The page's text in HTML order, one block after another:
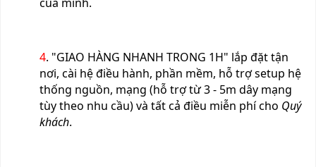
4. "GIAO HÀNG NHANH TRONG 1H" lắp đặt tận
nơi, cài hệ điều hành, phần mềm, hỗ trợ setup hệ
thống nguồn, mạng (hỗ trợ từ 3 - 5m dây mạng
tùy theo nhu cầu) và tất cả điều miễn phí cho Quý
khách.